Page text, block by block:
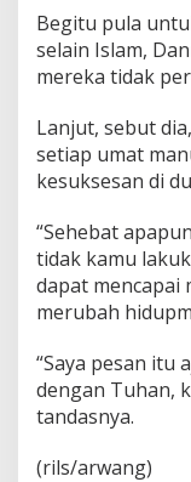
a
I
a
!
Begitu pula
selain Islam,
mereka tidak
Lanjut, sebut
setiap umat
kesuksesan di
“Sehebat
tidak kamu
dapat mencapai
merubah
“Saya pesan itu
dengan Tuhan,
tandasnya.
(rils/arwang)